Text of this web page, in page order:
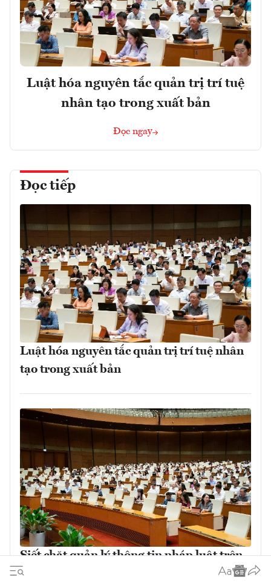
Luật hóa nguyên tắc quản trị trí tuệ
nhân tạo trong xuất bản
Đọc ngay
Đọc tiếp
Luật hóa nguyên tắc quản trị trí tuệ nhân
tạo trong xuất bản
Siết chặt quản lý thông tin pháp luật trên
mạng xã hội